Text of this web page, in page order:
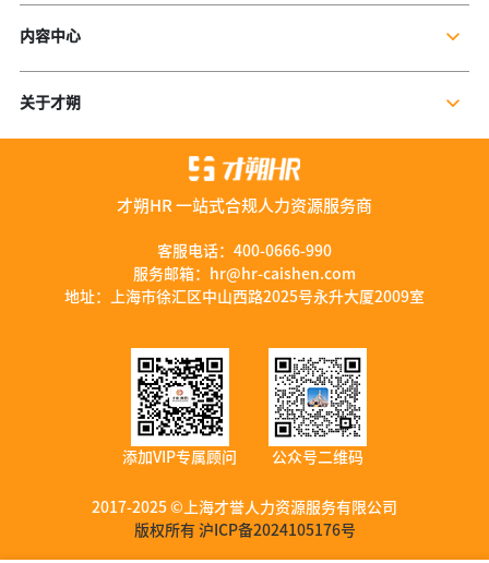
个人社保服务
残保金规划
内容中心
行业干货
关于才朔
才朔HR 一站式合规人力资源服务商
客服电话： 400-0666-990
服务邮箱：
hr@hr-caishen.com
地址：上海市徐汇区中山西路2025号永升大厦2009室
添加VIP专属顾问 公众号二维码
2017-2025 ©上海才誉人力资源服务有限公司
版权所有 沪ICP备2024105176号